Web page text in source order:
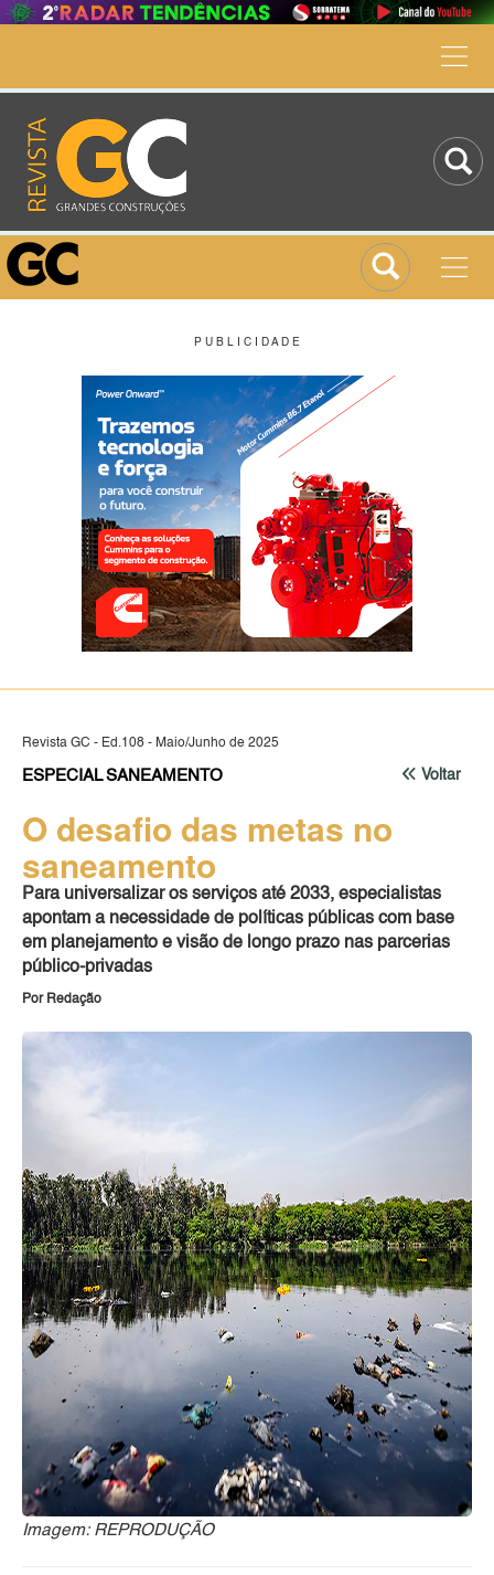
P U B L I C I D A D E
Revista GC - Ed.108 - Maio/Junho de 2025
Voltar
ESPECIAL SANEAMENTO
O desafio das metas no
saneamento
Para universalizar os serviços até 2033, especialistas
apontam a necessidade de políticas públicas com base
em planejamento e visão de longo prazo nas parcerias
público-privadas
Por Redação
Imagem: REPRODUÇÃO